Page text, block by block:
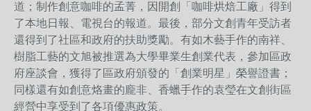
道；制作創意咖啡的孟菁，因開創「咖啡烘焙工廠」得到
了本地日報、電視台的報道。最後，部分文創青年受訪者
還得到了社區和政府的扶助獎勵。有如木藝手作的南祥、
樹脂工藝的文旭被推選為大學畢業生創業代表，參加區政
府座談會，獲得了區政府頒發的「創業明星」榮譽證書；
同樣還有如創意烙畫的龐非、香蠟手作的袁瑩在文創街區
經營中享受到了各項優惠政策。